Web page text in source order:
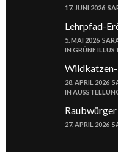
17. JUNI 2026
Lehrpfad-
5. MAI 2026
IN GRÜNE
28. APRIL 2026
IN
27. APRIL 2026